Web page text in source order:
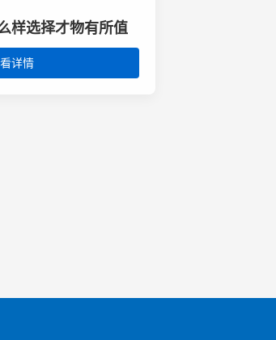
样选择才物有所值
详情